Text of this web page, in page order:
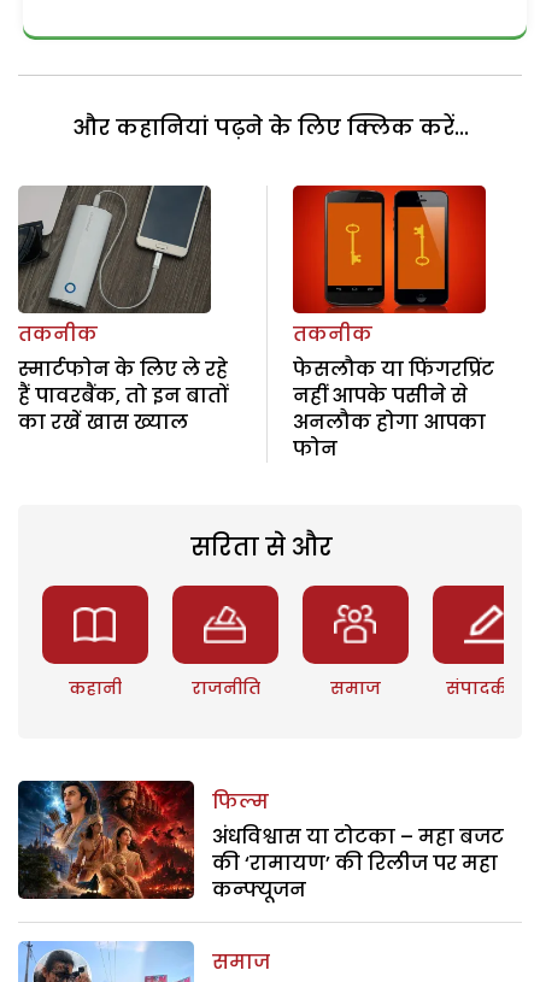
और कहानियां पढ़ने के लिए क्लिक करें...
तकनीक
स्मार्टफोन के लिए ले रहे
हैं पावरबैंक, तो इन बातों
का रखें खास ख्याल
तकनीक
फेसलौक या फिंगरप्रिंट
नहीं आपके पसीने से
अनलौक होगा आपका
फोन
सरिता से और
कहानी राजनीति समाज संपादकीय
फिल्म
अंधविश्वास या टोटका – महा बजट
की ‘रामायण’ की रिलीज पर महा
कन्फ्यूजन
समाज